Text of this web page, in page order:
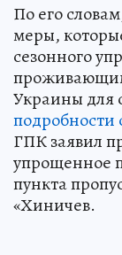
По его
меры,
сезонного
Украины для
подробности
ГПК заявил
упрощенное
пункта
«Хиничев.